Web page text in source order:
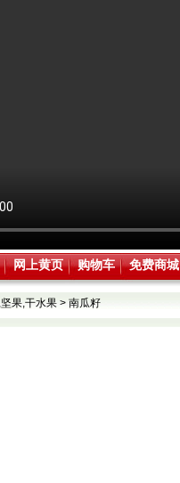
网上黄页 购物车 免费商城
果,干水果> 南瓜籽